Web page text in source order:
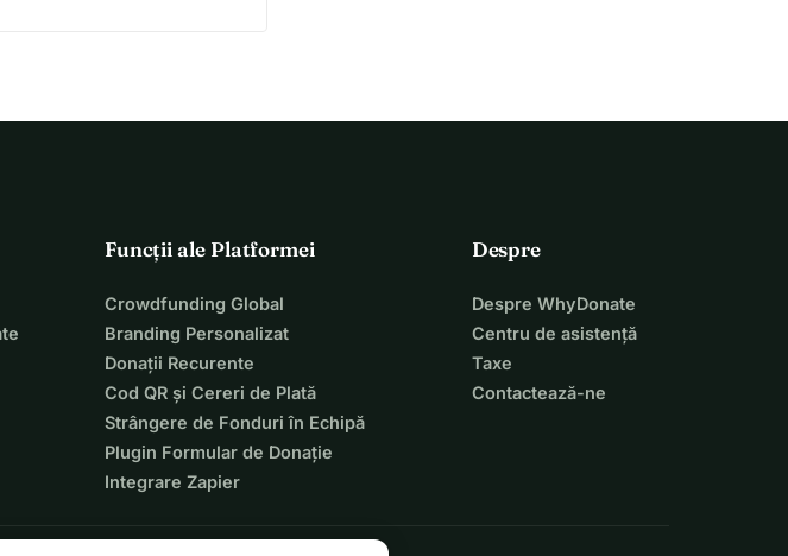
Funcții ale Platformei
Crowdfunding Global
Branding Personalizat
Donații Recurente
Cod QR și Cereri de Plată
Strângere de Fonduri în Echipă
Plugin Formular de Donație
Integrare Zapier
Despre
Despre WhyDonate
Centru de asistență
Taxe
Contactează-ne